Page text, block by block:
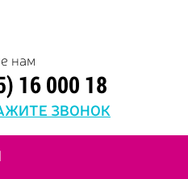
нам
16 000 18
ЗВОНОК